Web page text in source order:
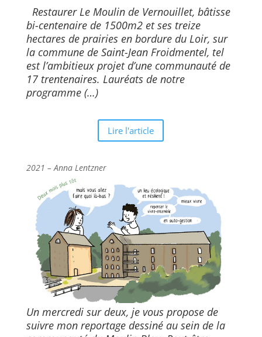
Restaurer Le Moulin de Vernouillet, bâtisse
bi-centenaire de 1500m2 et ses treize
hectares de prairies en bordure du Loir, sur
la commune de Saint-Jean Froidmentel, tel
est l’ambitieux projet d’une communauté de
17 trentenaires. Lauréats de notre
programme (…)
Lire l'article
2021 –Anna Lentzner
Un mercredi sur deux, je vous propose de
suivre mon reportage dessiné au sein de la